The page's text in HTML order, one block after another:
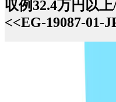
収例32.4万円以
<<EG-19087-01-